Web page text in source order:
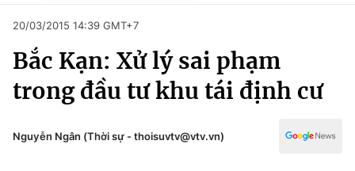
Chuyên mục
Chính trị
Xã hội
Xã hội
Pháp luật
Kinh tế
Thể thao
Văn hóa - Giải trí
20/03/2015 14:39 GMT+7
Bắc Kạn: Xử lý sai phạm
trong đầu tư khu tái định cư
Nguyễn Ngân (Thời sự - thoisuvtv@vtv.vn)